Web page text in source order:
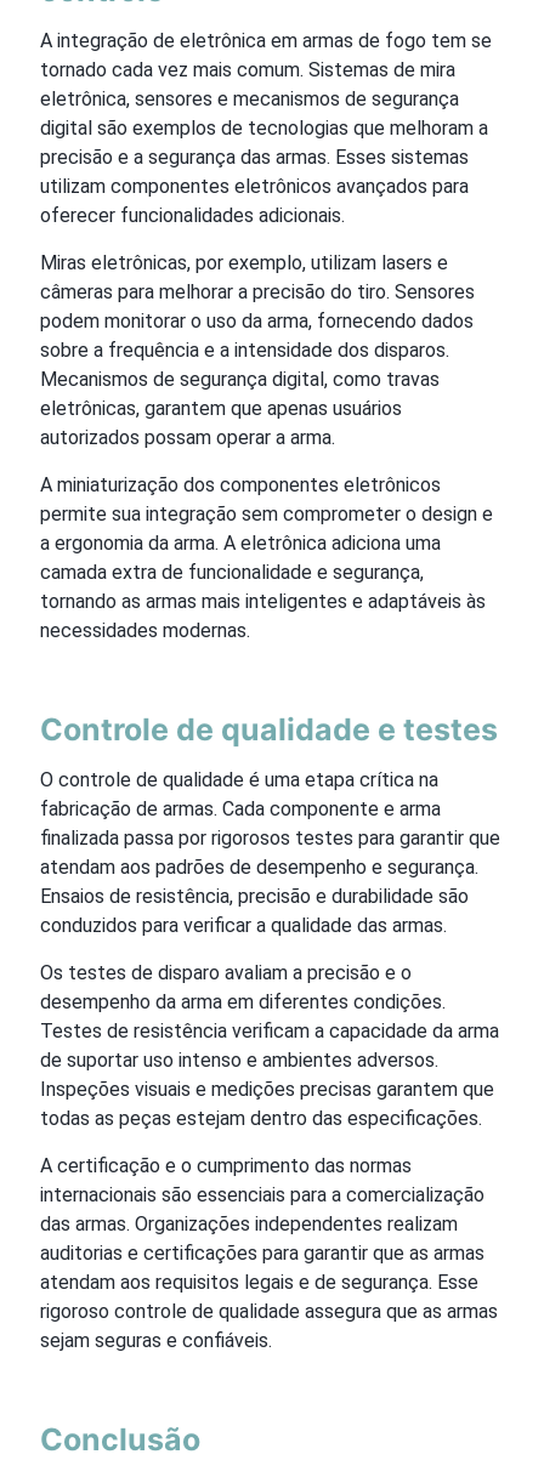
A integração de eletrônica em armas de fogo tem se
tornado cada vez mais comum. Sistemas de mira
eletrônica, sensores e mecanismos de segurança
digital são exemplos de tecnologias que melhoram a
precisão e a segurança das armas. Esses sistemas
utilizam componentes eletrônicos avançados para
oferecer funcionalidades adicionais.
Miras eletrônicas, por exemplo, utilizam lasers e
câmeras para melhorar a precisão do tiro. Sensores
podem monitorar o uso da arma, fornecendo dados
sobre a frequência e a intensidade dos disparos.
Mecanismos de segurança digital, como travas
eletrônicas, garantem que apenas usuários
autorizados possam operar a arma.
A miniaturização dos componentes eletrônicos
permite sua integração sem comprometer o design e
a ergonomia da arma. A eletrônica adiciona uma
camada extra de funcionalidade e segurança,
tornando as armas mais inteligentes e adaptáveis às
necessidades modernas.
Controle de qualidade e testes
O controle de qualidade é uma etapa crítica na
fabricação de armas. Cada componente e arma
finalizada passa por rigorosos testes para garantir que
atendam aos padrões de desempenho e segurança.
Ensaios de resistência, precisão e durabilidade são
conduzidos para verificar a qualidade das armas.
Os testes de disparo avaliam a precisão e o
desempenho da arma em diferentes condições.
Testes de resistência verificam a capacidade da arma
de suportar uso intenso e ambientes adversos.
Inspeções visuais e medições precisas garantem que
todas as peças estejam dentro das especificações.
A certificação e o cumprimento das normas
internacionais são essenciais para a comercialização
das armas. Organizações independentes realizam
auditorias e certificações para garantir que as armas
atendam aos requisitos legais e de segurança. Esse
rigoroso controle de qualidade assegura que as armas
sejam seguras e confiáveis.
Conclusão